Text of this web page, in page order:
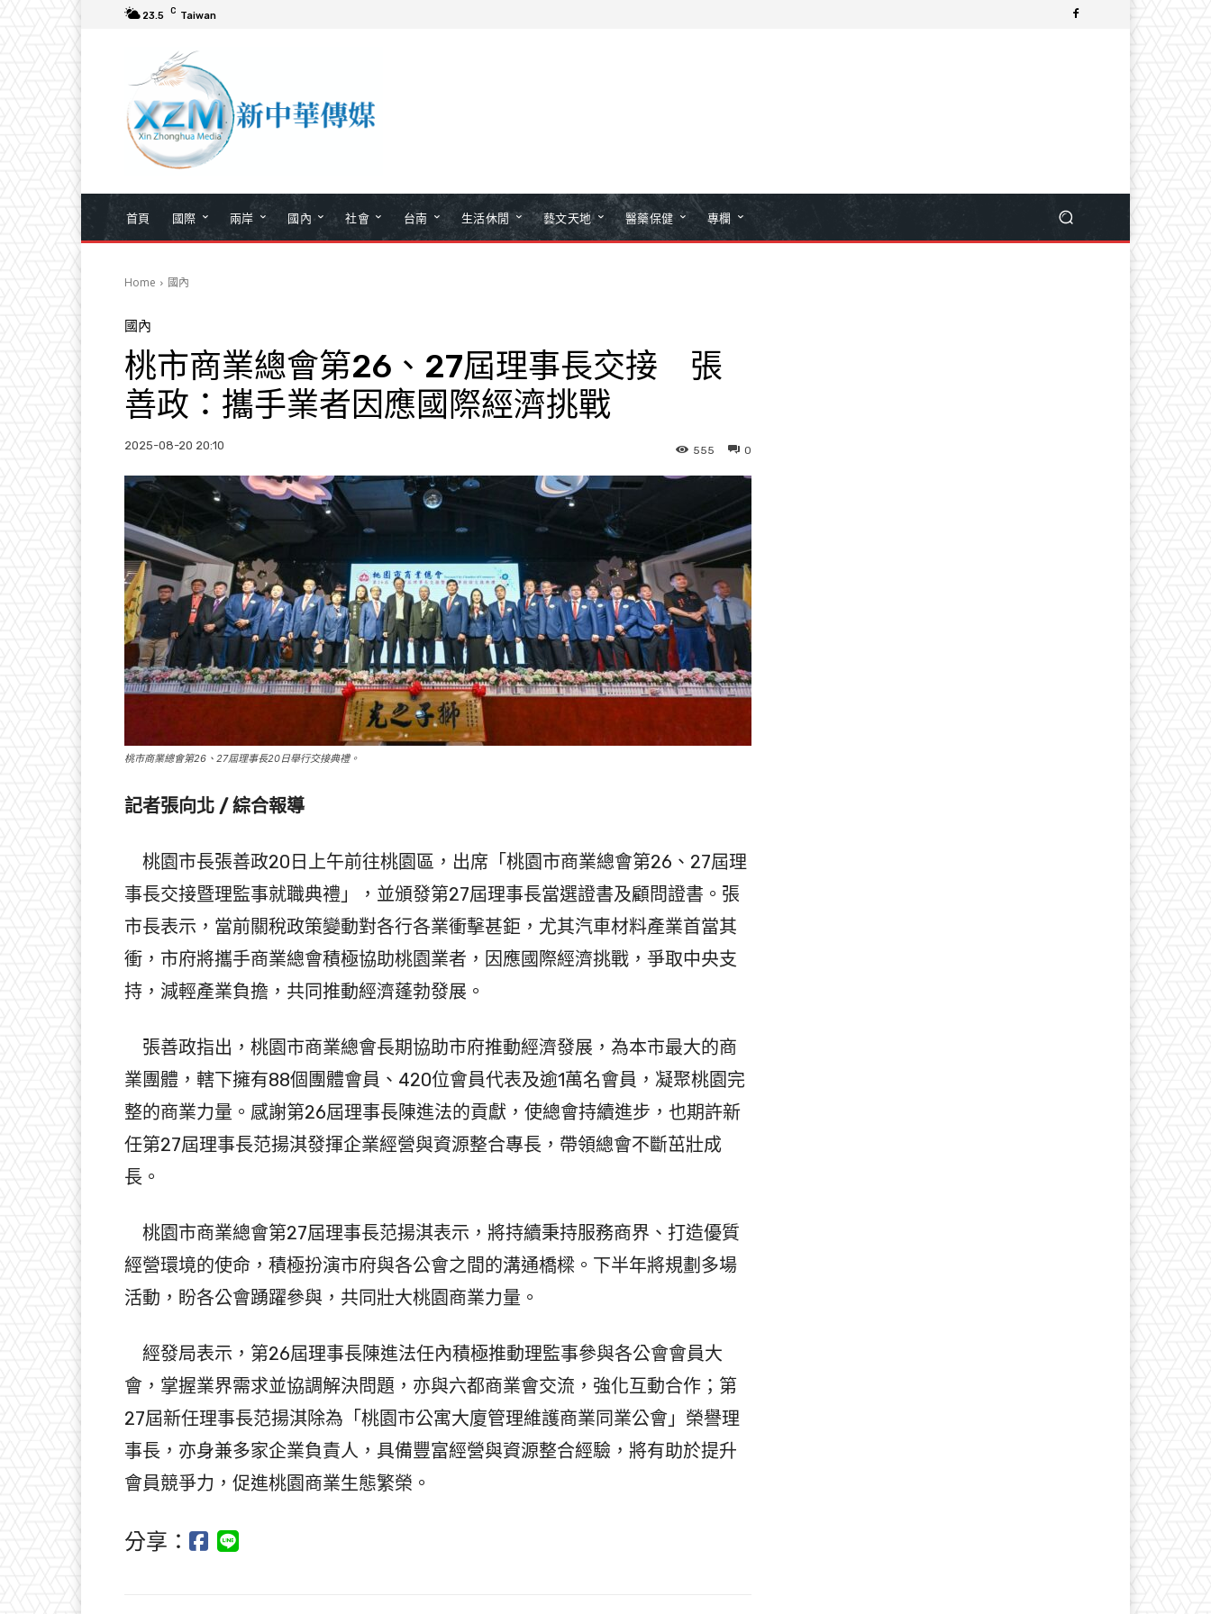
23.5 C Taiwan
首頁 國際 兩岸 國內 社會 台南 生活休閒 藝文天地 醫藥保健 專欄
Home 國內
國內
桃市商業總會第26、27屆理事長交接 張
善政：攜手業者因應國際經濟挑戰
2025-08-20 20:10 0
555
桃市商業總會第26、27屆理事長20日舉行交接典禮。
記者張向北 / 綜合報導
桃園市長張善政20日上午前往桃園區，出席「桃園市商業總會第26、27屆理
事長交接暨理監事就職典禮」，並頒發第27屆理事長當選證書及顧問證書。張
市長表示，當前關稅政策變動對各行各業衝擊甚鉅，尤其汽車材料產業首當其
衝，市府將攜手商業總會積極協助桃園業者，因應國際經濟挑戰，爭取中央支
持，減輕產業負擔，共同推動經濟蓬勃發展。
張善政指出，桃園市商業總會長期協助市府推動經濟發展，為本市最大的商
業團體，轄下擁有88個團體會員、420位會員代表及逾1萬名會員，凝聚桃園完
整的商業力量。感謝第26屆理事長陳進法的貢獻，使總會持續進步，也期許新
任第27屆理事長范揚淇發揮企業經營與資源整合專長，帶領總會不斷茁壯成
長。
桃園市商業總會第27屆理事長范揚淇表示，將持續秉持服務商界、打造優質
經營環境的使命，積極扮演市府與各公會之間的溝通橋樑。下半年將規劃多場
活動，盼各公會踴躍參與，共同壯大桃園商業力量。
經發局表示，第26屆理事長陳進法任內積極推動理監事參與各公會會員大
會，掌握業界需求並協調解決問題，亦與六都商業會交流，強化互動合作；第
27屆新任理事長范揚淇除為「桃園市公寓大廈管理維護商業同業公會」榮譽理
事長，亦身兼多家企業負責人，具備豐富經營與資源整合經驗，將有助於提升
會員競爭力，促進桃園商業生態繁榮。
分享：